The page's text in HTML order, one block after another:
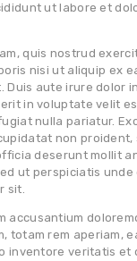
ut labore et
quis nostrud
nisi ut aliquip ex
Duis aute irure dolor in
in voluptate velit
nulla pariatur.
non proident,
deserunt mollit
ut perspiciatis unde
sit.
accusantium
totam rem aperiam,
inventore veritatis et